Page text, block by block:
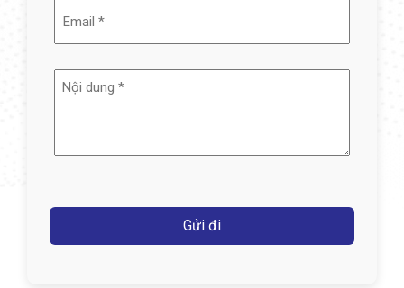
Nội